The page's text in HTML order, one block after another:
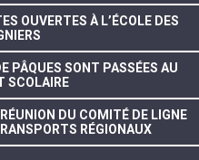
OUVERTES À L’ÉCOLE DES
PÂQUES SONT PASSÉES AU
SCOLAIRE
DU COMITÉ DE LIGNE
RÉGIONAUX